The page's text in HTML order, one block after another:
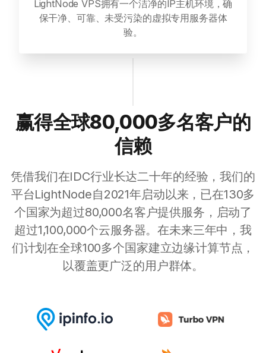
LightNode VPS拥有一个洁净的IP主机环境，确
保干净、可靠、未受污染的虚拟专用服务器体
验。
赢得全球80,000多名客户的
信赖
凭借我们在IDC行业长达二十年的经验，我们的
平台LightNode自2021年启动以来，已在130多
个国家为超过80,000名客户提供服务，启动了
超过1,100,000个云服务器。在未来三年中，我
们计划在全球100多个国家建立边缘计算节点，
以覆盖更广泛的用户群体。